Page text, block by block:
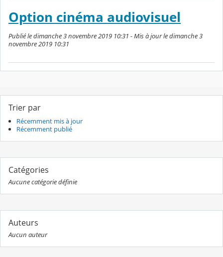
Option cinéma audiovisuel
Publié le dimanche 3 novembre 2019 10:31 - Mis à jour le dimanche 3
novembre 2019 10:31
Trier par
Récemment mis à jour
Récemment publié
Catégories
Aucune catégorie définie
Auteurs
Aucun auteur